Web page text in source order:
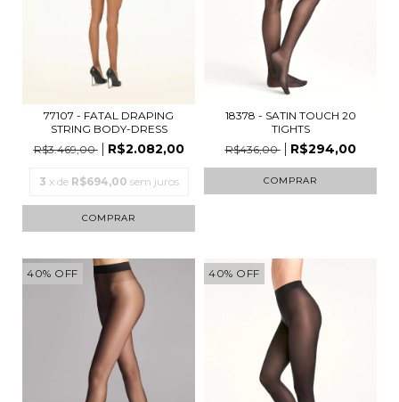
77107 - FATAL DRAPING
STRING BODY-DRESS
R$3.469,00
R$2.082,00
3 x de R$694,00 sem juros
COMPRAR
18378 - SATIN TOUCH 20
TIGHTS
R$436,00
R$294,00
COMPRAR
40% OFF 40% OFF